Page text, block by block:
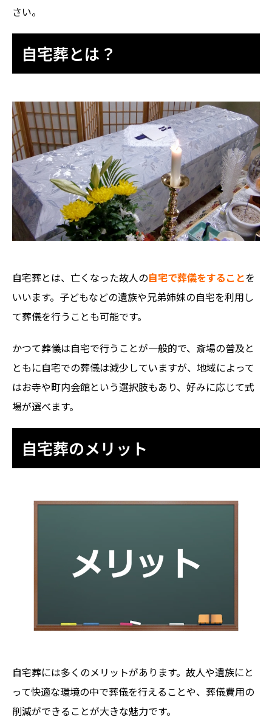
さい。
自宅葬とは？
自宅葬とは、亡くなった故人の自宅で葬儀をするこ とを
いいます。子どもなどの遺族や兄弟姉妹の自宅を利用し
て葬儀を行うことも可能です。
かつて葬儀は自宅で行うことが一般的で、斎場の普及と
ともに自宅での葬儀は減少していますが、地域によって
はお寺や町内会館という選択肢もあり、好みに応じて式
場が選べます。
自宅葬のメリット
自宅葬には多くのメリットがあります。故人や遺族にと
って快適な環境の中で葬儀を行えることや、葬儀費用の
削減ができることが大きな魅力です。